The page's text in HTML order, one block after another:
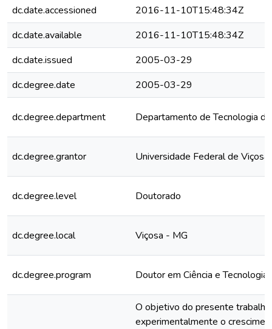
dc.date.accessioned
2016-11-10T15:48:34Z
dc.date.available
2016-11-10T15:48:34Z
dc.date.issued
2005-03-29
dc.degree.date
2005-03-29
dc.degree.department Departamento de Tecnologia
dc.degree.grantor Universidade Federal de Viçosa
dc.degree.level Doutorado
dc.degree.local Viçosa - MG
dc.degree.program Doutor em Ciência e
O objetivo do presente
experimentalmente o